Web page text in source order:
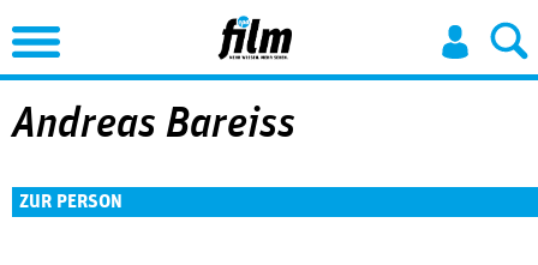
Jump to Navigation
Andreas Bareiss
ZUR PERSON